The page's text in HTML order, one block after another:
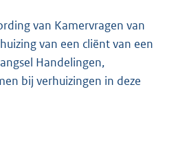
van Kamervragen van
van een cliënt van een
Handelingen,
bij verhuizingen in deze